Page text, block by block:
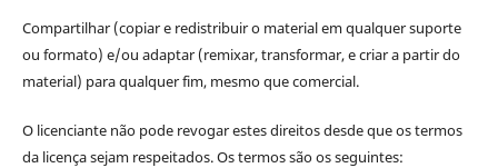
Compartilhar (copiar e redistribuir o material em qualquer suporte
ou formato) e/ou adaptar (remixar, transformar, e criar a partir do
material) para qualquer fim, mesmo que comercial.
O licenciante não pode revogar estes direitos desde que os termos
da licença sejam respeitados. Os termos são os seguintes: